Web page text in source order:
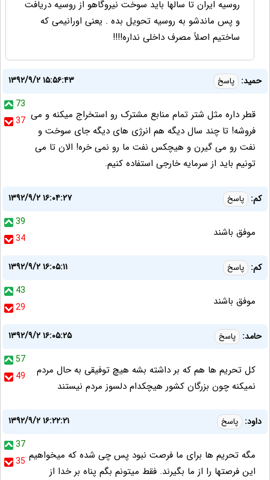
روسیه ایران تا سالها باید سوخت نیروگاهو از روسیه دریافت
و پس ماندشو به روسیه تحویل بده . یعنی اورانیمی که
ساختیم اصلاً مصرف داخلی نداره!!!!
حمید: پاسخ
۱۳۹۲/۹/۲ ۱۵:۵۶:۴۳
73
37 قطر داره مثل شتر تمام منابع مشترک رو استخراج میکنه و می
فروشه! تا چند سال دیگه هم انرژی های دیگه جای سوخت و
نفت رو می گیرن و هیچکس نفت ما رو نمی خره! الان تا می
تونیم باید از سرمایه خارجی استفاده کنیم.
کم: پاسخ
۱۳۹۲/۹/۲ ۱۶:۰۴:۲۷
39
34
موفق باشند
کم: پاسخ
۱۳۹۲/۹/۲ ۱۶:۰۵:۱۱
43
29
موفق باشند
حامد: پاسخ
۱۳۹۲/۹/۲ ۱۶:۰۵:۲۵
57
49
کل تحریم ها هم که بر داشته بشه هیچ توفیقی به حال مردم
نمیکنه چون بزرگان کشور هیچکدام دلسوز مردم نیستند
داود: پاسخ
۱۳۹۲/۹/۲ ۱۶:۲۲:۲۱
37
35 مگه تحریم ها برای ما فرصت نبود پس چی شده که میخواهیم
این فرصتها را از ما بگیرند. فقط میتونم بگم پناه بر خدا از